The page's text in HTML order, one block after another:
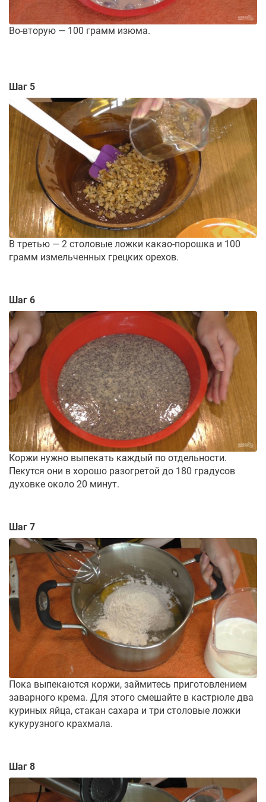
Во-вторую — 100 грамм изюма.
Шаг 5
В третью — 2 столовые ложки какао-порошка и 100
грамм измельченных грецких орехов.
Шаг 6
Коржи нужно выпекать каждый по отдельности.
Пекутся они в хорошо разогретой до 180 градусов
духовке около 20 минут.
Шаг 7
Пока выпекаются коржи, займитесь приготовлением
заварного крема. Для этого смешайте в кастрюле два
куриных яйца, стакан сахара и три столовые ложки
кукурузного крахмала.
Шаг 8